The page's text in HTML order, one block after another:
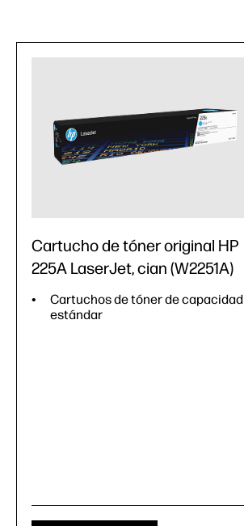
Cartucho de tóner original HP
225A LaserJet, cian (W2251A)
Cartuchos de tóner de capacidad
estándar